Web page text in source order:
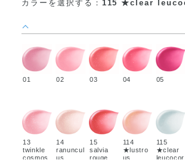
カラーを選択する： 115 ★clear
01 02 03 04 05
13
twinkle
cosmos
14
ranuncul
us
15
salvia
rouge
114
★lustro
us
115
★clear
leucocor